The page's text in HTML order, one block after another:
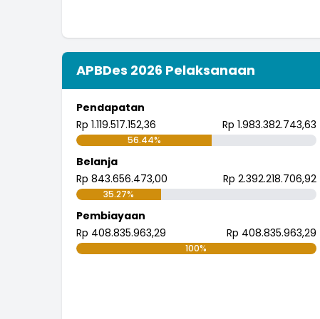
APBDes 2026 Pelaksanaan
Pendapatan
Rp 1.119.517.152,36
Rp 1.983.382.743,63
56.44%
Belanja
Rp 843.656.473,00
Rp 2.392.218.706,92
35.27%
Pembiayaan
Rp 408.835.963,29
Rp 408.835.963,29
100%